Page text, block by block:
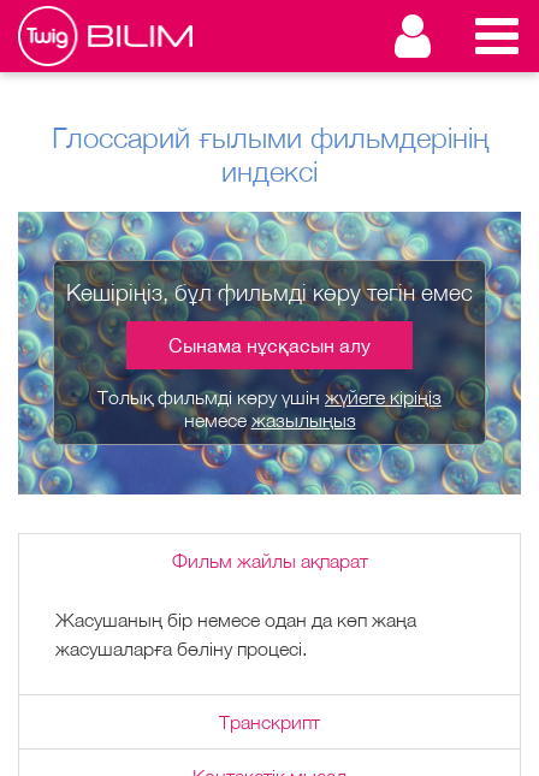
Глоссарий ғылыми фильмдерінің
индексі
Кешіріңіз, бұл фильмді көру тегін емес
Сынама нұсқасын алу
Толық фильмді көру үшін жүйеге кіріңіз
немесежазылыңыз
Фильм жайлы ақпарат
Жасушаның бір немесе одан да көп жаңа
жасушаларға бөліну процесі.
Транскрипт